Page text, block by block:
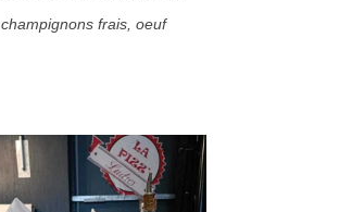
champignons frais, oeuf